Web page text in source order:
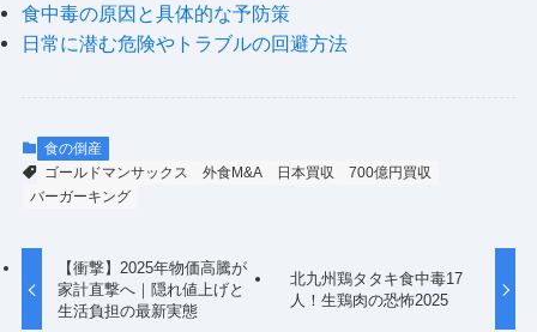
食中毒の原因と具体的な予防策
日常に潜む危険やトラブルの回避方法
食の倒産
ゴールドマンサックス
外食M&A 日本買収
700億円買収
バーガーキング
【衝撃】2025年物価高騰が
家計直撃へ｜隠れ値上げと
生活負担の最新実態
北九州鶏タタキ食中毒17
人！生鶏肉の恐怖2025